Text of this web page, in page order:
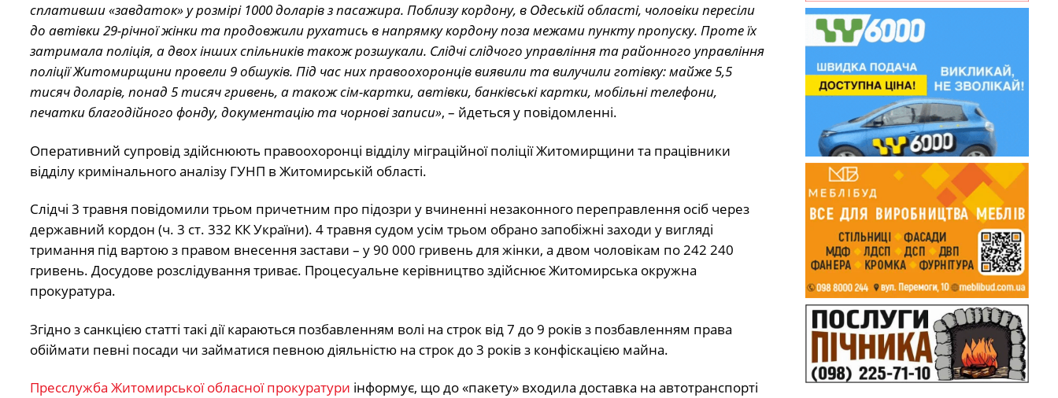
сплативши «завдаток» у розмірі 1000 доларів з пасажира. Поблизу кордону, в Одеській області, чоловіки пересіли
до автівки 29-річної жінки та продовжили рухатись в напрямку кордону поза межами пункту пропуску. Проте їх
затримала поліція, а двох інших спільників також розшукали. Слідчі слідчого управління та районного управління
поліції Житомирщини провели 9 обшуків. Під час них правоохоронців виявили та вилучили готівку: майже 5,5
тисяч доларів, понад 5 тисяч гривень, а також сім-картки, автівки, банківські картки, мобільні телефони,
печатки благодійного фонду, документацію та чорнові записи», – йдеться у повідомленні.
Оперативний супровід здійснюють правоохоронці відділу міграційної поліції Житомирщини та працівники
відділу кримінального аналізу ГУНП в Житомирській області.
Слідчі 3 травня повідомили трьом причетним про підозри у вчиненні незаконного переправлення осіб через
державний кордон (ч. 3 ст. 332 КК України). 4 травня судом усім трьом обрано запобіжні заходи у вигляді
тримання під вартою з правом внесення застави – у 90 000 гривень для жінки, а двом чоловікам по 242 240
гривень. Досудове розслідування триває. Процесуальне керівництво здійснює Житомирська окружна
прокуратура.
Згідно з санкцією статті такі дії караються позбавленням волі на строк від 7 до 9 років з позбавленням права
обіймати певні посади чи займатися певною діяльністю на строк до 3 років з конфіскацією майна.
Пресслужба Житомирської обласної прокуратури інформує, що до «пакету» входила доставка на автотранспорті